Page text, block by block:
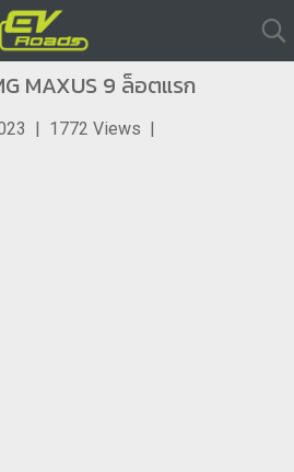
MAXUS 9 ล็อตแรก
| 1772 Views |